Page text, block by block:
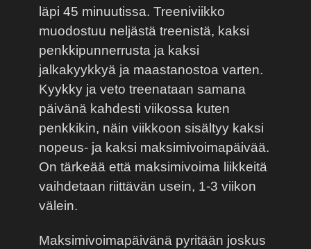
läpi 45 minuutissa. Treeniviikko
muodostuu neljästä treenistä, kaksi
penkkipunnerrusta ja kaksi
jalkakyykkyä ja maastanostoa varten.
Kyykky ja veto treenataan samana
päivänä kahdesti viikossa kuten
penkkikin, näin viikkoon sisältyy kaksi
nopeus- ja kaksi maksimivoimapäivää.
On tärkeää että maksimivoima liikkeitä
vaihdetaan riittävän usein, 1-3 viikon
välein.
Maksimivoimapäivänä pyritään joskus